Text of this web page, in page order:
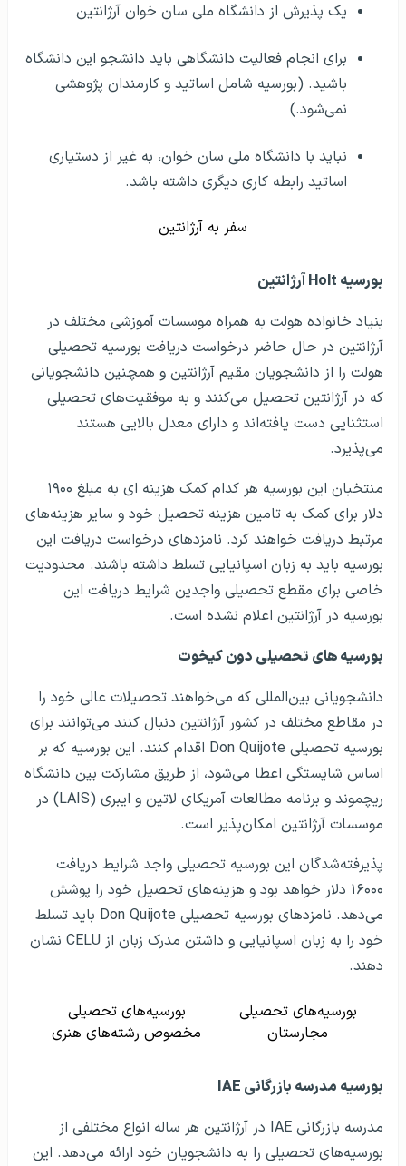
یک پذیرش از دانشگاه ملی سان خوان آرژانتین
برای انجام فعالیت دانشگاهی باید دانشجو این دانشگاه
باشید. (بورسیه شامل اساتید و کارمندان پژوهشی
نمی‌شود.)
نباید با دانشگاه ملی سان خوان، به غیر از دستیاری
اساتید رابطه کاری دیگری داشته باشد.
سفر به آرژانتین
بورسیه Holt آرژانتین
بنیاد خانواده هولت به همراه موسسات آموزشی مختلف در
آرژانتین در حال حاضر درخواست دریافت بورسیه تحصیلی
هولت را از دانشجویان مقیم آرژانتین و همچنین دانشجویانی
که در آرژانتین تحصیل می‌کنند و به موفقیت‌های تحصیلی
استثنایی دست یافته‌اند و دارای معدل بالایی هستند
می‌پذیرد.
منتخبان این بورسیه هر کدام کمک هزینه ای به مبلغ ۱۹۰۰
دلار برای کمک به تامین هزینه تحصیل خود و سایر هزینه‌های
مرتبط دریافت خواهند کرد. نامزدهای درخواست دریافت این
بورسیه باید به زبان اسپانیایی تسلط داشته باشند. محدودیت
خاصی برای مقطع تحصیلی واجدین شرایط دریافت این
بورسیه در آرژانتین اعلام نشده است.
بورسیه‌ های تحصیلی دون کیخوت
دانشجویانی بین‌المللی که می‌خواهند تحصیلات عالی خود را
در مقاطع مختلف در کشور آرژانتین دنبال کنند می‌توانند برای
بورسیه تحصیلی Don Quijote اقدام کنند. این بورسیه که بر
اساس شایستگی اعطا می‌شود، از طریق مشارکت بین دانشگاه
ریچموند و برنامه مطالعات آمریکای لاتین و ایبری (LAIS) در
موسسات آرژانتین امکان‌پذیر است.
پذیرفته‌شدگان این بورسیه تحصیلی واجد شرایط دریافت
۱۶۰۰۰ دلار خواهد بود و هزینه‌های تحصیل خود را پوشش
می‌دهد. نامزدهای بورسیه تحصیلی Don Quijote باید تسلط
خود را به زبان اسپانیایی و داشتن مدرک زبان از CELU نشان
دهند.
بورسیه‌های تحصیلی
مجارستان
بورسیه‌های تحصیلی
مخصوص رشته‌های هنری
بورسیه‌ مدرسه بازرگانی IAE
مدرسه بازرگانی IAE در آرژانتین هر ساله انواع مختلفی از
بورسیه‌های تحصیلی را به دانشجویان خود ارائه می‌دهد. این